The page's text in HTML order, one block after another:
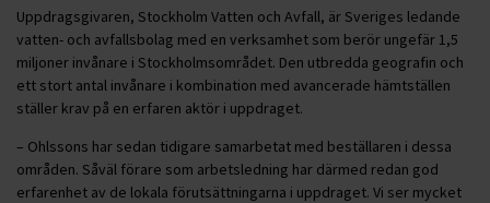
Uppdragsgivaren, Stockholm Vatten och Avfall, är Sveriges ledande
vatten- och avfallsbolag med en verksamhet som berör ungefär 1,5
miljoner invånare i Stockholmsområdet. Den utbredda geografin och
ett stort antal invånare i kombination med avancerade hämtställen
ställer krav på en erfaren aktör i uppdraget.
– Ohlssons har sedan tidigare samarbetat med beställaren i dessa
områden. Såväl förare som arbetsledning har därmed redan god
erfarenhet av de lokala förutsättningarna i uppdraget. Vi ser mycket